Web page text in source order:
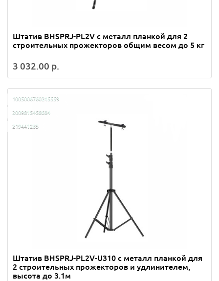
Штатив BHSPRJ-PL2V с металл планкой для 2
строительных прожекторов общим весом до 5 кг
3 032.00 р.
1005006760245559
2009815458684
219441285
Штатив BHSPRJ-PL2V-U310 с металл планкой для
2 строительных прожекторов и удлинителем,
высота до 3.1м